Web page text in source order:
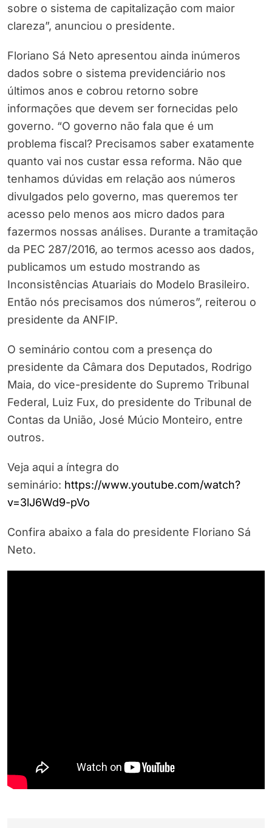
sobre o sistema de capitalização com maior
clareza”, anunciou o presidente.
Floriano Sá Neto apresentou ainda inúmeros
dados sobre o sistema previdenciário nos
últimos anos e cobrou retorno sobre
informações que devem ser fornecidas pelo
governo. “O governo não fala que é um
problema fiscal? Precisamos saber exatamente
quanto vai nos custar essa reforma. Não que
tenhamos dúvidas em relação aos números
divulgados pelo governo, mas queremos ter
acesso pelo menos aos micro dados para
fazermos nossas análises. Durante a tramitação
da PEC 287/2016, ao termos acesso aos dados,
publicamos um estudo mostrando as
Inconsistências Atuariais do Modelo Brasileiro.
Então nós precisamos dos números”, reiterou o
presidente da ANFIP.
O seminário contou com a presença do
presidente da Câmara dos Deputados, Rodrigo
Maia, do vice-presidente do Supremo Tribunal
Federal, Luiz Fux, do presidente do Tribunal de
Contas da União, José Múcio Monteiro, entre
outros.
Veja aqui a íntegra do
seminário: https://www.youtube.com/watch?
v=3lJ6Wd9-pVo
Confira abaixo a fala do presidente Floriano Sá
Neto.